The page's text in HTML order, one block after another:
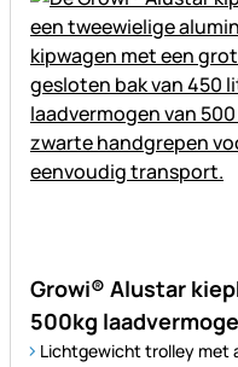
Growi® Alustar
500kg
Lichtgewicht trolley met